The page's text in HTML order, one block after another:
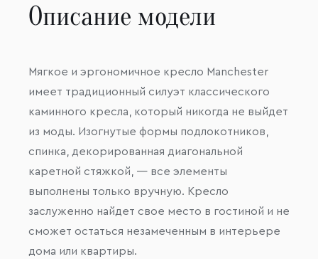
Описание модели
Мягкое и эргономичное кресло Manchester
имеет традиционный силуэт классического
каминного кресла, который никогда не выйдет
из моды. Изогнутые формы подлокотников,
спинка, декорированная диагональной
каретной стяжкой, — все элементы
выполнены только вручную. Кресло
заслуженно найдет свое место в гостиной и не
сможет остаться незамеченным в интерьере
дома или квартиры.